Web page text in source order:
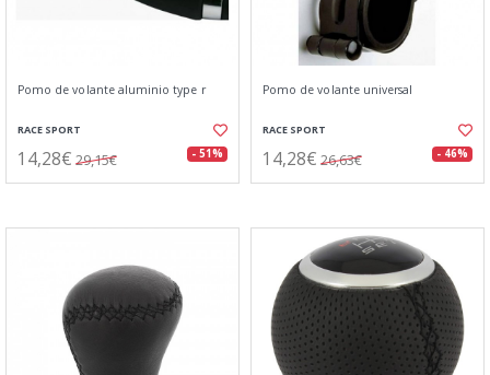
Pomo de volante aluminio type r
RACE SPORT
14,28€ 29,15€ - 51%
Pomo de volante universal
RACE SPORT
14,28€ 26,63€ - 46%